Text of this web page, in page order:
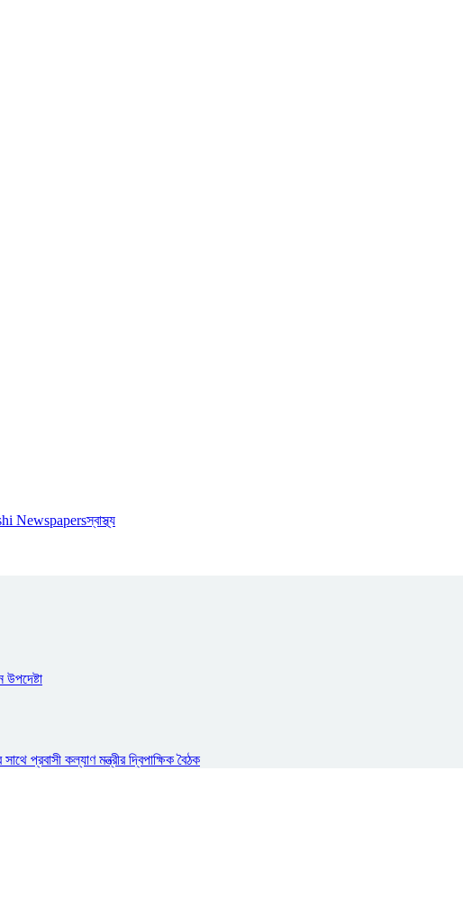
Newspapersস্বাস্থ্য
প্রবাসী কল্যাণ মন্ত্রীর দ্বিপাক্ষিক বৈঠক